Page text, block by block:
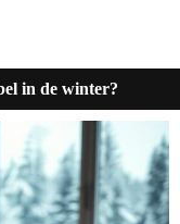
in de winter?